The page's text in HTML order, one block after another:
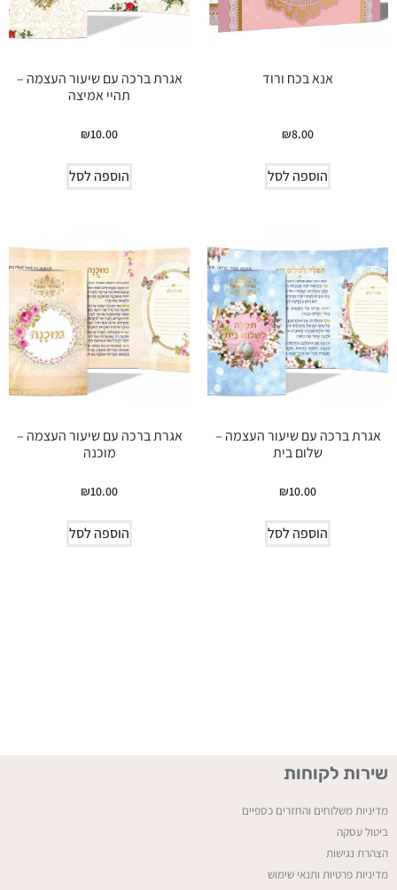
אנא בכח ורוד
₪8.00
הוספה לסל
אגרת ברכה עם שיעור העצמה –
תהיי אמיצה
₪10.00
הוספה לסל
אגרת ברכה עם שיעור העצמה –
שלום בית
₪10.00
הוספה לסל
אגרת ברכה עם שיעור העצמה –
מוכנה
₪10.00
הוספה לסל
שירות לקוחות
מדיניות משלוחים והחזרים כספיים
ביטול עסקה
הצהרת נגישות
מדיניות פרטיות ותנאי שימוש